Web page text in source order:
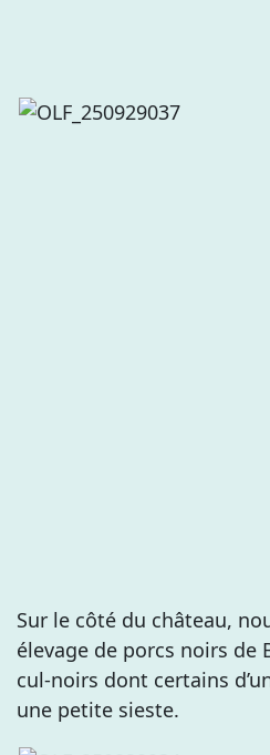
Sur le côté du château,
élevage de porcs noirs de
cul-noirs dont certains
une petite sieste.